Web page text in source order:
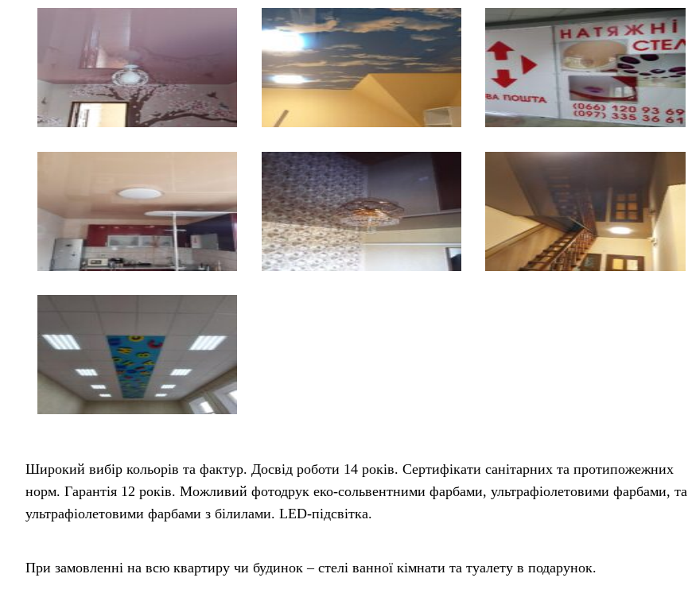
Широкий вибір кольорів та фактур. Досвід роботи 14 років. Сертифікати санітарних та протипожежних
норм. Гарантія 12 років. Можливий фотодрук еко-сольвентними фарбами, ультрафіолетовими фарбами, та
ультрафіолетовими фарбами з білилами. LED-підсвітка.
При замовленні на всю квартиру чи будинок – стелі ванної кімнати та туалету в подарунок.